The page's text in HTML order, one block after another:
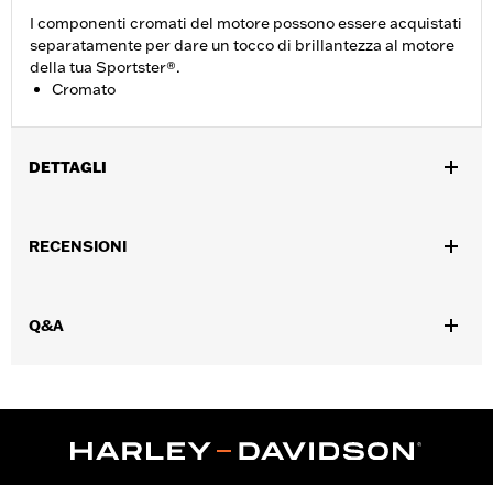
I componenti cromati del motore possono essere acquistati
separatamente per dare un tocco di brillantezza al motore
della tua Sportster®.
Cromato
DETTAGLI
Venduti singolarmente:
NOTE:La rimozione e l’installazione delle coperture motore può
RECENSIONI
Q&A